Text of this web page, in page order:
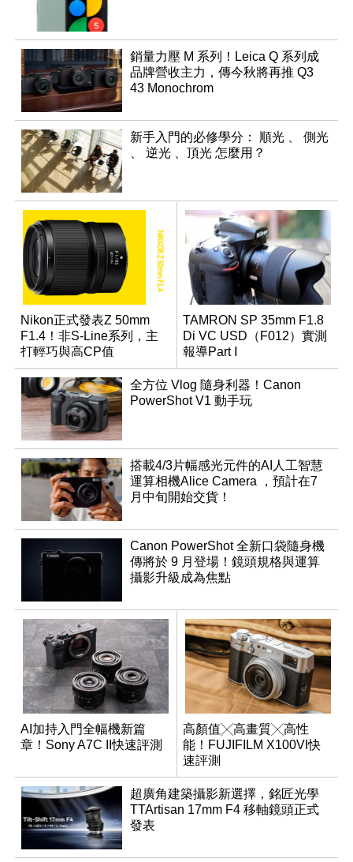
銷量力壓 M 系列！Leica Q 系列成
品牌營收主力，傳今秋將再推 Q3
43 Monochrom
新手入門的必修學分： 順光 、 側光
、 逆光 、頂光 怎麼用？
Nikon正式發表Z 50mm
F1.4！非S-Line系列，主
打輕巧與高CP值
TAMRON SP 35mm F1.8
Di VC USD（F012）實測
報導Part Ⅰ
全方位 Vlog 隨身利器！Canon
PowerShot V1 動手玩
搭載4/3片幅感光元件的AI人工智慧
運算相機Alice Camera ，預計在7
月中旬開始交貨！
Canon PowerShot 全新口袋隨身機
傳將於 9 月登場！鏡頭規格與運算
攝影升級成為焦點
AI加持入門全幅機新篇
章！Sony A7C II快速評測
高顏值╳高畫質╳高性
能！FUJIFILM X100VI快
速評測
超廣角建築攝影新選擇，銘匠光學
TTArtisan 17mm F4 移軸鏡頭正式
發表